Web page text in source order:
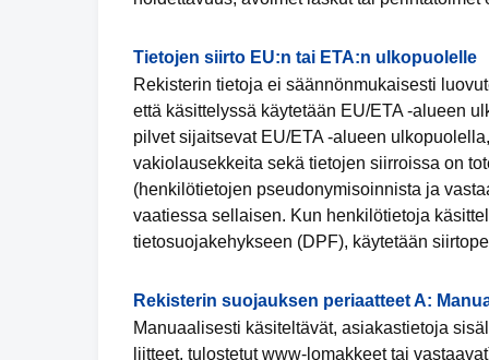
Tietojen siirto EU:n tai ETA:n ulkopuolelle
Rekisterin tietoja ei säännönmukaisesti
että käsittelyssä käytetään EU/ETA -alueen
pilvet sijaitsevat EU/ETA -alueen
vakiolausekkeita sekä tietojen siirroissa on
(henkilötietojen pseudonymisoinnista ja
vaatiessa sellaisen. Kun henkilötietoja
tietosuojakehykseen (DPF), käytetään
Rekisterin suojauksen periaatteet A:
Manuaalisesti käsiteltävät, asiakastietoja
liitteet, tulostetut www-lomakkeet tai